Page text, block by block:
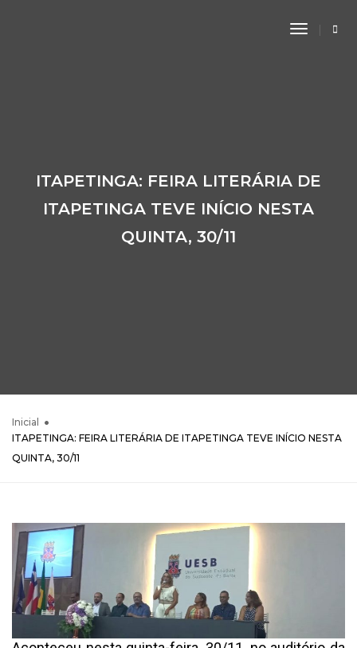
Toggle
ITAPETINGA: FEIRA LITERÁRIA DE
ITAPETINGA TEVE INÍCIO NESTA
QUINTA, 30/11
Inicial
ITAPETINGA: FEIRA LITERÁRIA DE ITAPETINGA TEVE INÍCIO NESTA
QUINTA, 30/11